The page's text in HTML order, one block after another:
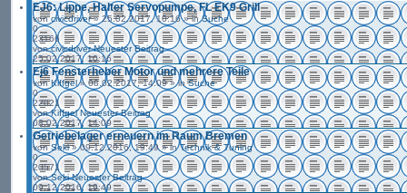
EJ6: Lippe, Halter Servopumpe, FL EK9 Grill
voncivicdriver» 25.02.2017, 10:16 » inSuche
0
23166
voncivicdriver Neuester Beitrag
25.02.2017, 10:16
Ej6 Fensterheber Motor und mehrere Teile
vonKiffgel» 08.02.2017, 14:09 » inSuche
0
22021
vonKiffgel Neuester Beitrag
08.02.2017, 14:09
Getriebelager erneuern im Raum Bremen
vonSeki» 09.12.2016, 19:49 » inTechnik & Tuning
0
20571
vonSeki Neuester Beitrag
09.12.2016, 19:49